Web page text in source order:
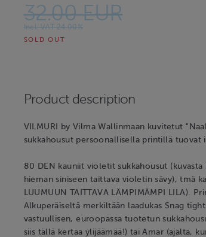
32.00 EUR
Incl. VAT 24.00%
SOLD OUT
Product description
VILMURI by Vilma Wallinmaan kuvitetut
sukkahousut persoonallisella printillä tuovat
80 DEN kauniit violetit sukkahousut (kuvasta
hieman siniseen taittava violetin sävy), tmä
LUUMUUN TAITTAVA LÄMPIMÄMPI LILA).
Alkuperäiseltä merkiltään laadukas Snag
vastuullisen, euroopassa tuotetun
siis tällä kertaa ylijäämää!) tai Amar (ajalta,